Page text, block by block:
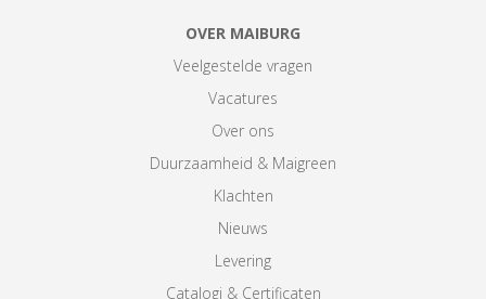
OVER MAIBURG
Veelgestelde vragen
Vacatures
Over ons
Duurzaamheid & Maigreen
Klachten
Nieuws
Levering
Catalogi & Certificaten